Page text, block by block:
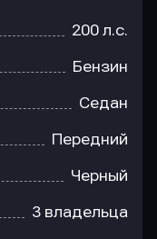
200 л.с.
Бензин
Седан
Передний
Черный
3 владельца